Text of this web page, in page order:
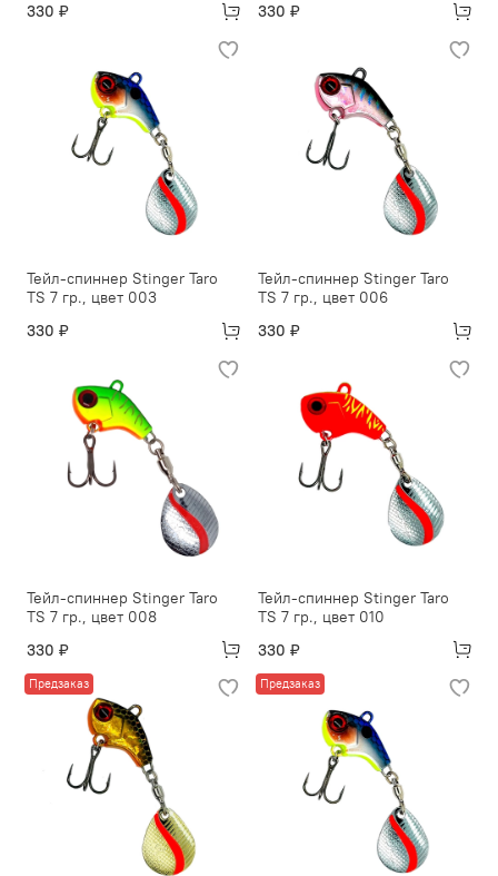
330 ₽
330 ₽
Тейл-спиннер Stinger Taro
TS 7 гр., цвет 003
330 ₽
Тейл-спиннер Stinger Taro
TS 7 гр., цвет 006
330 ₽
Тейл-спиннер Stinger Taro
TS 7 гр., цвет 008
330 ₽
Тейл-спиннер Stinger Taro
TS 7 гр., цвет 010
330 ₽
Предзаказ Предзаказ